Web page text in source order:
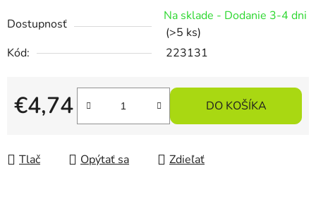
Dostupnosť
Na sklade - Dodanie 3-4 dni
(>5 ks)
Kód:
223131
€4,74
Jednotková cena:
DO KOŠÍKA
Tlač Opýtať sa Zdieľať